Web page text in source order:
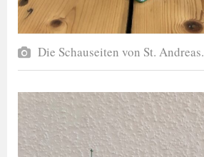
Die Schauseiten von St. Andreas.